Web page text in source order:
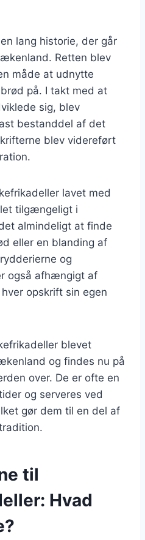
lang historie, der går
Retten blev
måde at udnytte
på. I takt med at
sig, blev
bestanddel af det
blev videreført
lavet med
tilgængeligt i
almindeligt at finde
eller en blanding af
og
også afhængigt af
opskrift sin egen
blevet
og findes nu på
over. De er ofte en
og serveres ved
gør dem til en del af
til
Hvad